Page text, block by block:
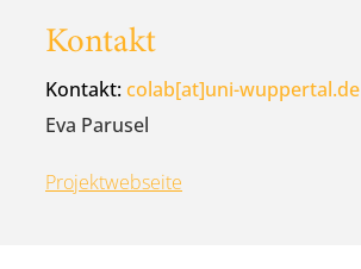
Kontakt
Kontakt:colab[at]uni-wuppertal.de
Eva Parusel
Projektwebseite